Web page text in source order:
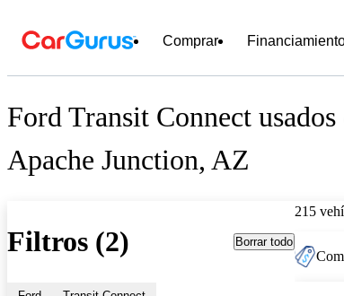
Comprar
Ford Transit Connect usados
Apache Junction, AZ
Filtros (2) Borrar todo
215